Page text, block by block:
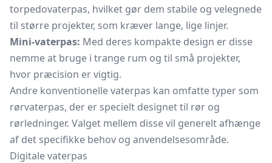
torpedovaterpas, hvilket gør dem stabile og velegnede
til større projekter, som kræver lange, lige linjer.
Mini-vaterpas: Med deres kompakte design er disse
nemme at bruge i trange rum og til små projekter,
hvor præcision er vigtig.
Andre konventionelle vaterpas kan omfatte typer som
rørvaterpas, der er specielt designet til rør og
rørledninger. Valget mellem disse vil generelt afhænge
af det specifikke behov og anvendelsesområde.
Digitale vaterpas